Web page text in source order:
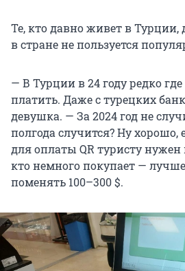
Те, кто давно живет в
в стране не пользуется
— В Турции в 24 году редко
платить. Даже с турецких
девушка. — За 2024 год не
полгода случится? Ну хорошо,
для оплаты QR туристу нужен
кто немного покупает —
поменять 100–300 $.